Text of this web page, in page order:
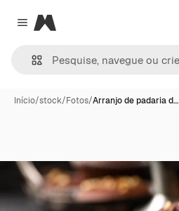
Close menu
Magnific
Início/stock/Fotos/Arranjo de padaria d…